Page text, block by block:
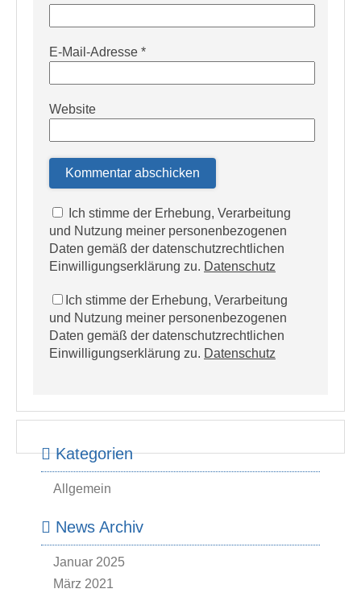
E-Mail-Adresse *
Website
Ich stimme der Erhebung, Verarbeitung
und Nutzung meiner personenbezogenen
Daten gemäß der datenschutzrechtlichen
Einwilligungserklärung zu. Datenschutz
Ich stimme der Erhebung, Verarbeitung
und Nutzung meiner personenbezogenen
Daten gemäß der datenschutzrechtlichen
Einwilligungserklärung zu. Datenschutz
Kategorien
Allgemein
News Archiv
Januar 2025
März 2021